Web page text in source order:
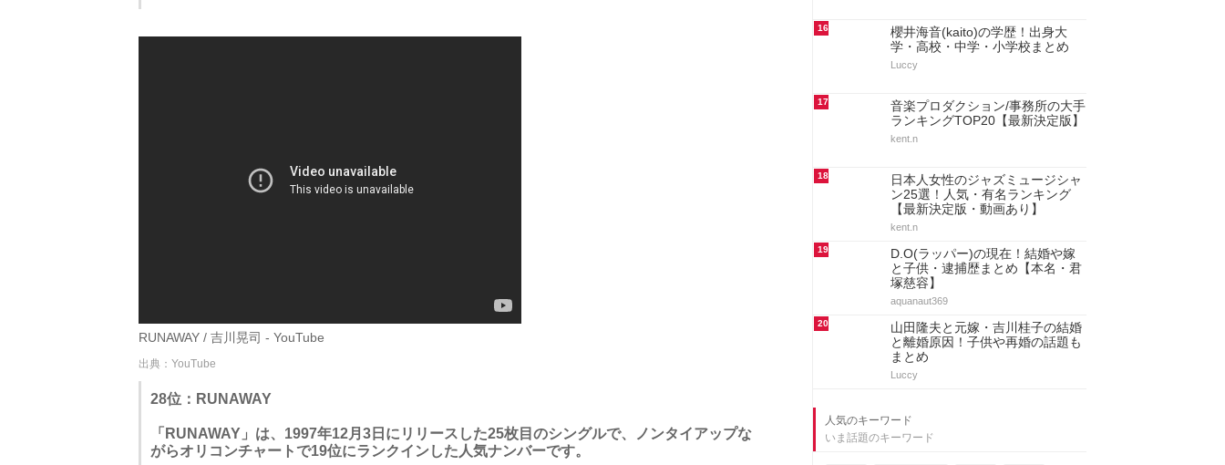
RUNAWAY / 吉川晃司 - YouTube
出典：YouTube
28位：RUNAWAY
「RUNAWAY」は、1997年12月3日にリリースした25枚目のシングルで、ノンタイアップな
がらオリコンチャートで19位にランクインした人気ナンバーです。
16
櫻井海音(kaito)の学歴！出身大
学・高校・中学・小学校まとめ
Luccy
17
音楽プロダクション/事務所の大手
ランキングTOP20【最新決定版】
kent.n
18
日本人女性のジャズミュージシャ
ン25選！人気・有名ランキング
【最新決定版・動画あり】
kent.n
19
D.O(ラッパー)の現在！結婚や嫁
と子供・逮捕歴まとめ【本名・君
塚慈容】
aquanaut369
20
山田隆夫と元嫁・吉川桂子の結婚
と離婚原因！子供や再婚の話題も
まとめ
Luccy
人気のキーワード
いま話題のキーワード